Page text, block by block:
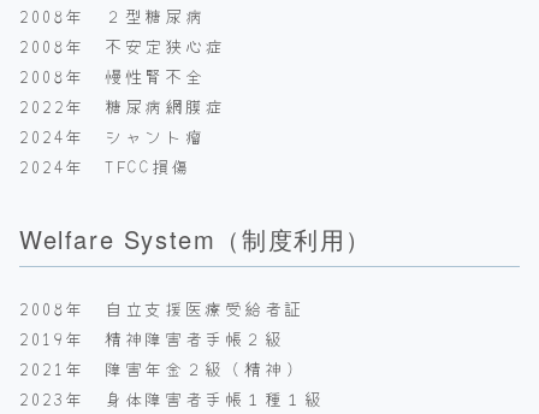
2008年 ２型糖尿病
2008年 不安定狭心症
2008年 慢性腎不全
2022年 糖尿病網膜症
2024年 シャント瘤
2024年 TFCC損傷
Welfare System（制度利用）
2008年 自立支援医療受給者証
2019年 精神障害者手帳２級
2021年 障害年金２級（精神）
2023年 身体障害者手帳１種１級